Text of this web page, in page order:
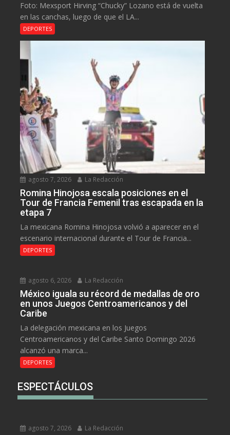
Foto: Mexsport Hirving “Chucky” Lozano está de vuelta
en las canchas, luego de que el LA...
DEPORTES
agosto 7, 2026 La Redacción
Romina Hinojosa escala posiciones en el
Tour de Francia Femenil tras escapada en la
etapa 7
La mexicana Romina Hinojosa volvió a aparecer en el
escenario internacional durante el Tour de Francia...
DEPORTES
agosto 6, 2026 La Redacción
México iguala su récord de medallas de oro
en unos Juegos Centroamericanos y del
Caribe
La delegación mexicana en los Juegos
Centroamericanos y del Caribe Santo Domingo 2026
alcanzó una marca...
DEPORTES
ESPECTÁCULOS
agosto 7, 2026 La Redacción